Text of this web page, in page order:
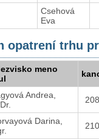
Csehová
Eva
opatrení trhu
meno
Andrea,
208
Darina,
210